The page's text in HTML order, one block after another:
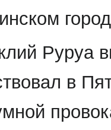
Руруа
в